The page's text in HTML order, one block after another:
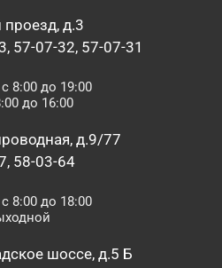
д.3
57-07-32, 57-07-31
8:00 до 19:00
до 16:00
д.9/77
58-03-64
8:00 до 18:00
шоссе, д.5 Б